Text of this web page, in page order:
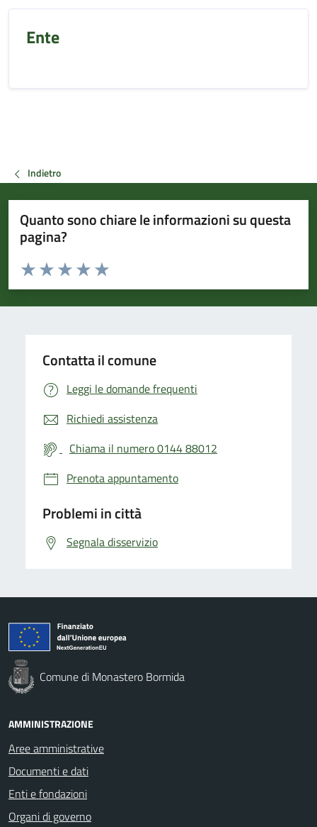
Ente
Indietro
Quanto sono chiare le informazioni su questa
pagina?
Valuta da 1 a 5 stelle la pagina
Valuta 5 stelle su 5
Valuta 4 stelle su 5
Valuta 3 stelle su 5
Valuta 2 stelle su 5
Valuta 1 stelle su 5
Contatta il comune
Leggi le domande frequenti
Richiedi assistenza
Chiama il numero 0144 88012
Prenota appuntamento
Problemi in città
Segnala disservizio
Comune di Monastero Bormida
AMMINISTRAZIONE
Aree amministrative
Documenti e dati
Enti e fondazioni
Organi di governo